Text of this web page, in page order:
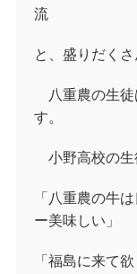
流
と、盛りだくさ
八重農の生徒
す。
小野高校の生
「八重農の牛
ー美味しい」
「福島に来て